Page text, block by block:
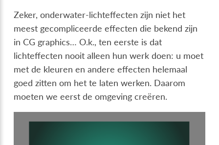
Zeker, onderwater-lichteffecten zijn niet het
meest gecompliceerde effecten die bekend zijn
in CG graphics… O.k., ten eerste is dat
lichteffecten nooit alleen hun werk doen: u moet
met de kleuren en andere effecten helemaal
goed zitten om het te laten werken. Daarom
moeten we eerst de omgeving creëren.